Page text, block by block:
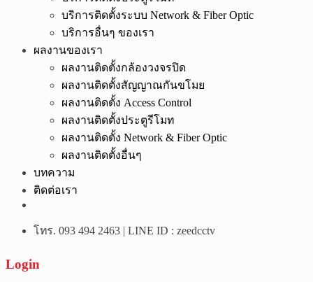
บริการติดตั้งระบบ Network & Fiber Optic
บริการอื่นๆ ของเรา
ผลงานของเรา
ผลงานติดตั้งกล้องวงจรปิด
ผลงานติดตั้งสัญญาณกันขโมย
ผลงานติดตั้ง Access Control
ผลงานติดตั้งประตูรีโมท
ผลงานติดตั้ง Network & Fiber Optic
ผลงานติดตั้งอื่นๆ
บทความ
ติดต่อเรา
โทร. 093 494 2463 | LINE ID : zeedcctv
Login